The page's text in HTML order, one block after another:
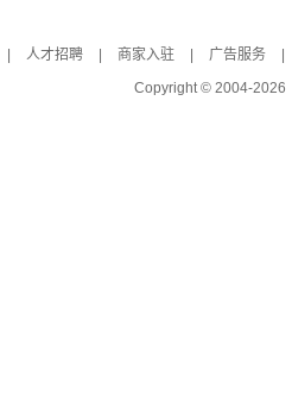
人才招聘 商家入驻 广告服务
Copyright © 2004-2026